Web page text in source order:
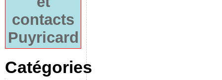
contacts
Puyricard
Catégories